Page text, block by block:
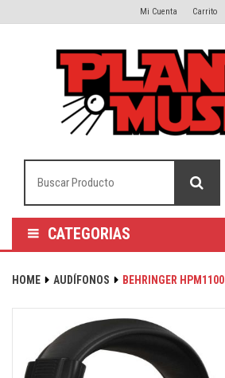
Mi Cuenta Carrito
CATEGORIAS
HOME AUDÍFONOS BEHRINGER HPM1100